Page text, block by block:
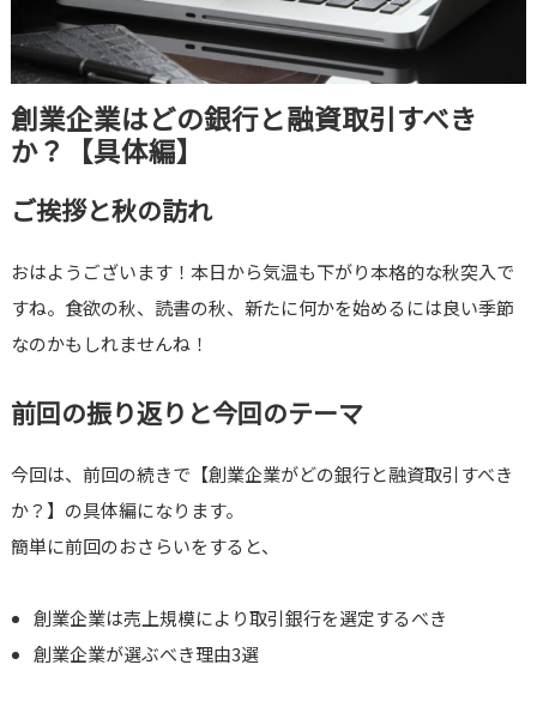
創業企業はどの銀行と融資取引すべき
か？【具体編】
ご挨拶と秋の訪れ
おはようございます！本日から気温も下がり本格的な秋突入で
すね。食欲の秋、読書の秋、新たに何かを始めるには良い季節
なのかもしれませんね！
前回の振り返りと今回のテーマ
今回は、前回の続きで【創業企業がどの銀行と融資取引すべき
か？】の具体編になります。
簡単に前回のおさらいをすると、
創業企業は売上規模により取引銀行を選定するべき
創業企業が選ぶべき理由3選